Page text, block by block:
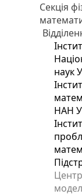
Секція
наук
НАН